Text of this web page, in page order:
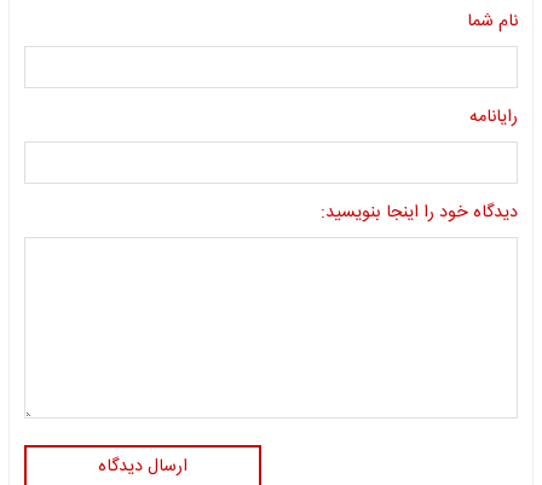
نام شما
رایانامه
دیدگاه خود را اینجا بنویسید:
ارسال دیدگاه